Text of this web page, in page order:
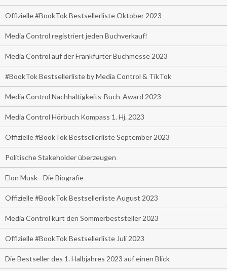
Offizielle #BookTok Bestsellerliste Oktober 2023
Media Control registriert jeden Buchverkauf!
Media Control auf der Frankfurter Buchmesse 2023
#BookTok Bestsellerliste by Media Control & TikTok
Media Control Nachhaltigkeits-Buch-Award 2023
Media Control Hörbuch Kompass 1. Hj. 2023
Offizielle #BookTok Bestsellerliste September 2023
Politische Stakeholder überzeugen
Elon Musk - Die Biografie
Offizielle #BookTok Bestsellerliste August 2023
Media Control kürt den Sommerbeststeller 2023
Offizielle #BookTok Bestsellerliste Juli 2023
Die Bestseller des 1. Halbjahres 2023 auf einen Blick